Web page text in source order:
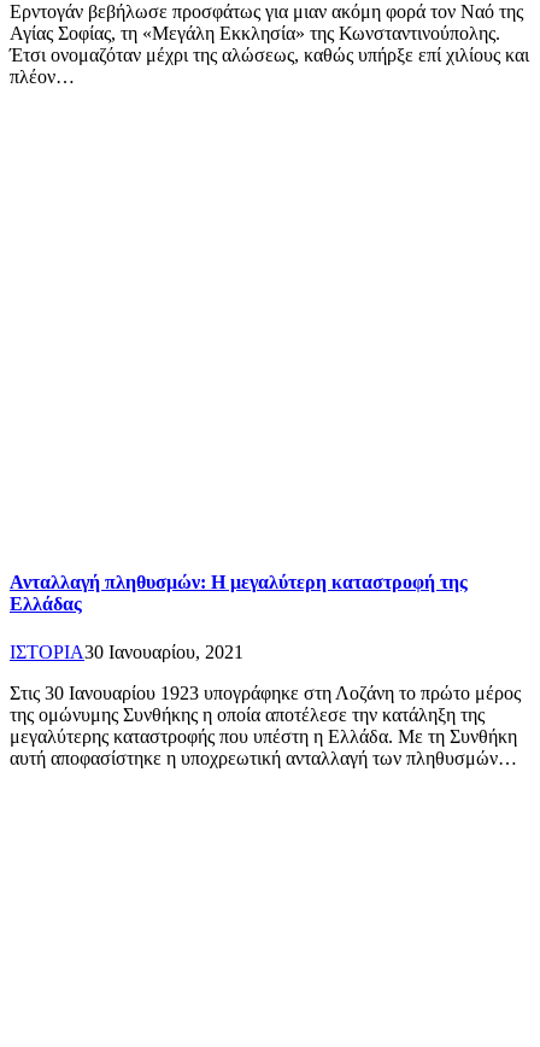
Ερντογάν βεβήλωσε προσφάτως για μιαν ακόμη φορά τον Ναό της
Αγίας Σοφίας, τη «Μεγάλη Εκκλησία» της Κωνσταντινούπολης.
Έτσι ονομαζόταν μέχρι της αλώσεως, καθώς υπήρξε επί χιλίους και
πλέον…
Ανταλλαγή πληθυσμών: Η μεγαλύτερη καταστροφή της
Ελλάδας
ΙΣΤΟΡΙΑ30 Ιανουαρίου, 2021
Στις 30 Ιανουαρίου 1923 υπογράφηκε στη Λοζάνη το πρώτο μέρος
της ομώνυμης Συνθήκης η οποία αποτέλεσε την κατάληξη της
μεγαλύτερης καταστροφής που υπέστη η Ελλάδα. Με τη Συνθήκη
αυτή αποφασίστηκε η υποχρεωτική ανταλλαγή των πληθυσμών…